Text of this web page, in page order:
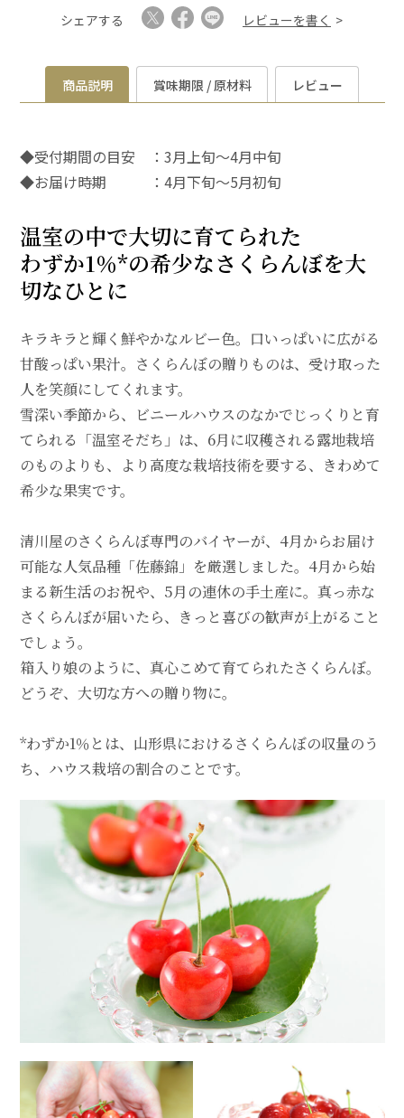
シェアする レビューを書く
商品説明 賞味期限 / 原材料 レビュー
◆受付期間の目安 ：3月上旬～4月中旬
◆お届け時期 ：4月下旬～5月初旬
温室の中で大切に育てられた
わずか1％*の希少なさくらんぼを大
切なひとに
キラキラと輝く鮮やかなルビー色。口いっぱいに広がる
甘酸っぱい果汁。さくらんぼの贈りものは、受け取った
人を笑顔にしてくれます。
雪深い季節から、ビニールハウスのなかでじっくりと育
てられる「温室そだち」は、6月に収穫される露地栽培
のものよりも、より高度な栽培技術を要する、きわめて
希少な果実です。
清川屋のさくらんぼ専門のバイヤーが、4月からお届け
可能な人気品種「佐藤錦」を厳選しました。4月から始
まる新生活のお祝や、5月の連休の手土産に。真っ赤な
さくらんぼが届いたら、きっと喜びの歓声が上がること
でしょう。
箱入り娘のように、真心こめて育てられたさくらんぼ。
どうぞ、大切な方への贈り物に。
*わずか1％とは、山形県におけるさくらんぼの収量のう
ち、ハウス栽培の割合のことです。